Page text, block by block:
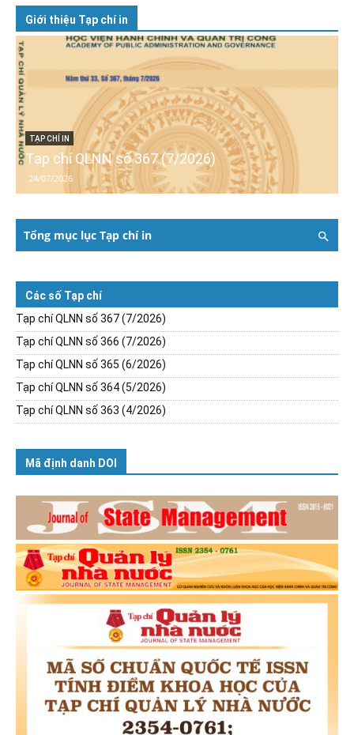
Giới thiệu Tạp chí in
TẠP CHÍ IN
Tạp chí QLNN số 367 (7/2026)
24/07/2026
Tổng mục lục Tạp chí in
Các số Tạp chí
Tạp chí QLNN số 367 (7/2026)
Tạp chí QLNN số 366 (7/2026)
Tạp chí QLNN số 365 (6/2026)
Tạp chí QLNN số 364 (5/2026)
Tạp chí QLNN số 363 (4/2026)
Mã định danh DOI